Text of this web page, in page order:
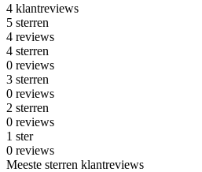
4 klantreviews
5 sterren
4 reviews
4 sterren
0 reviews
3 sterren
0 reviews
2 sterren
0 reviews
1 ster
0 reviews
Meeste sterren klantreviews